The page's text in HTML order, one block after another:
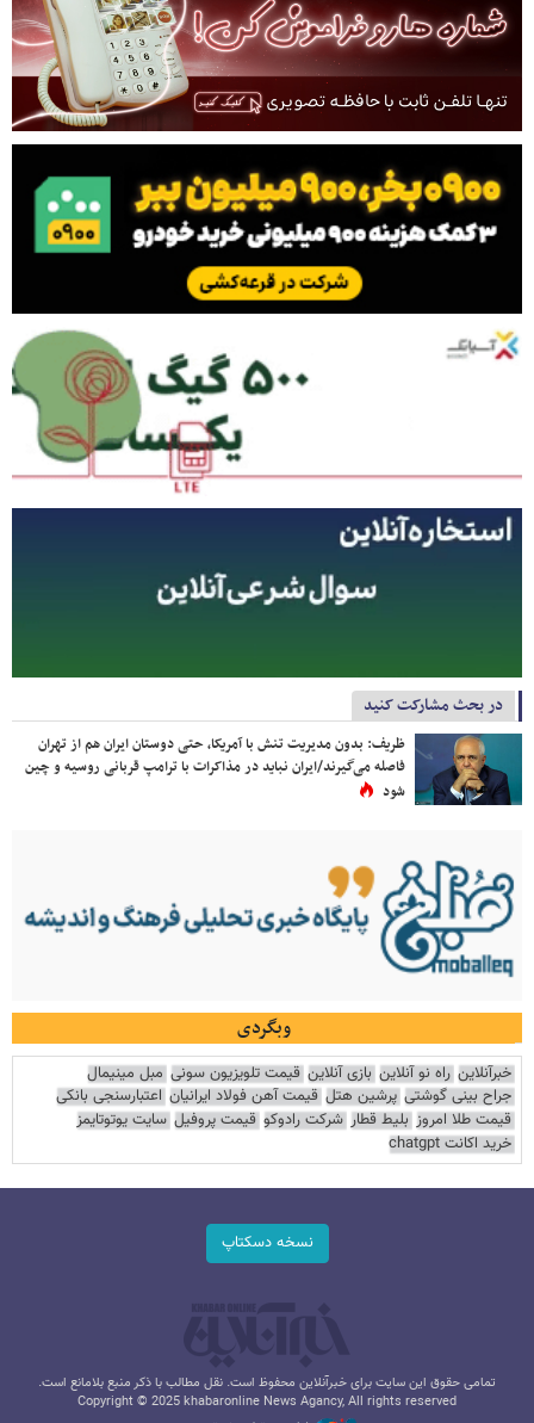
در بحث مشارکت کنید
ظریف: بدون مدیریت تنش با آمریکا، حتی دوستان ایران هم از تهران
فاصله می‌گیرند/ایران نباید در مذاکرات با ترامپ قربانی روسیه و چین
شود
وبگردی
خبرآنلاین راه نو آنلاین بازی آنلاین قیمت تلویزیون سونی مبل مینیمال
جراح بینی گوشتی پرشین هتل قیمت آهن فولاد ایرانیان اعتبارسنجی بانکی
قیمت طلا امروز بلیط قطار شرکت رادوکو قیمت پروفیل سایت یوتوتایمز
خرید اکانت chatgpt
نسخه دسکتاپ
تمامی حقوق این سایت برای خبرآنلاین محفوظ است. نقل مطالب با ذکر منبع بلامانع است.
Copyright © 2025 khabaronline News Agancy, All rights reserved